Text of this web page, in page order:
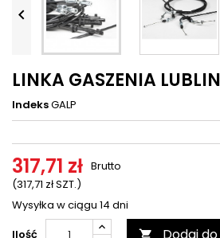


LINKA GASZENIA
IndeksGALP
317,71 zł
(317,71 zł SZT.)
Brutto
Wysyłka w ciągu 14 dni
Ilość
